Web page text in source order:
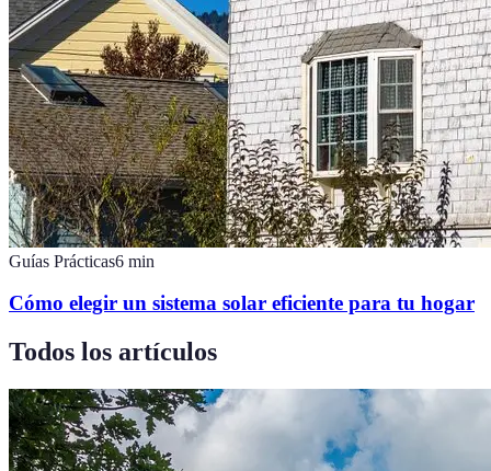
Guías Prácticas6 min
Cómo elegir un sistema solar eficiente para tu hogar
Todos los artículos